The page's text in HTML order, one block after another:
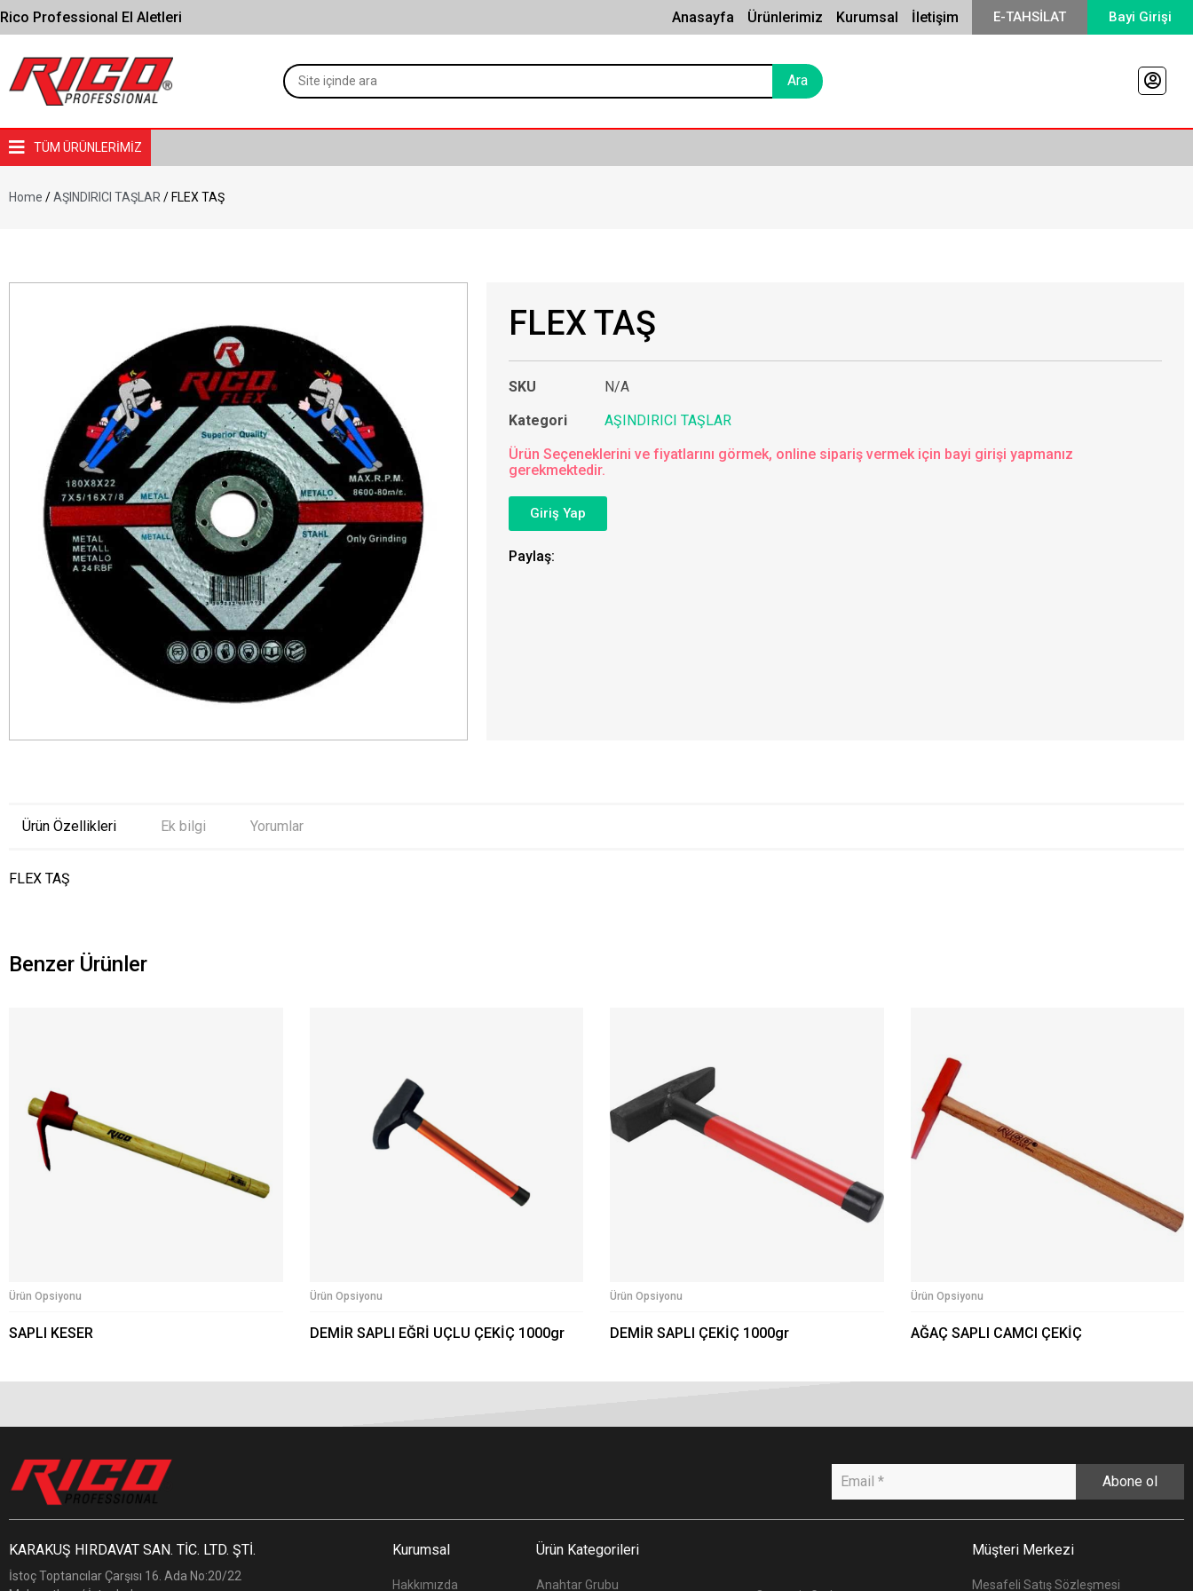
Rico Professional El Aletleri Anasayfa Ürünlerimiz Kurumsal İletişim E-TAHSİLAT Bayi Girişi
TÜM ÜRÜNLERİMİZ
Home /AŞINDIRICI TAŞLAR / FLEX TAŞ
FLEX TAŞ
SKU
N/A
Kategori
AŞINDIRICI TAŞLAR
Ürün Seçeneklerini ve fiyatlarını görmek, online sipariş vermek için bayi girişi yapmanız
gerekmektedir.
Giriş Yap
Paylaş:
Ürün Özellikleri Ek bilgi Yorumlar
FLEX TAŞ
Benzer Ürünler
Ürün Opsiyonu
SAPLI KESER
Ürün Opsiyonu
DEMİR SAPLI EĞRİ UÇLU ÇEKİÇ 1000gr
Ürün Opsiyonu
DEMİR SAPLI ÇEKİÇ 1000gr
Ürün Opsiyonu
AĞAÇ SAPLI CAMCI ÇEKİÇ
Abone ol
KARAKUŞ HIRDAVAT SAN. TİC. LTD. ŞTİ.
İstoç Toptancılar Çarşısı 16. Ada No:20/22
Kurumsal
Hakkımızda
Ürün Kategorileri
Anahtar Grubu
Müşteri Merkezi
Mesafeli Satış Sözleşmesi